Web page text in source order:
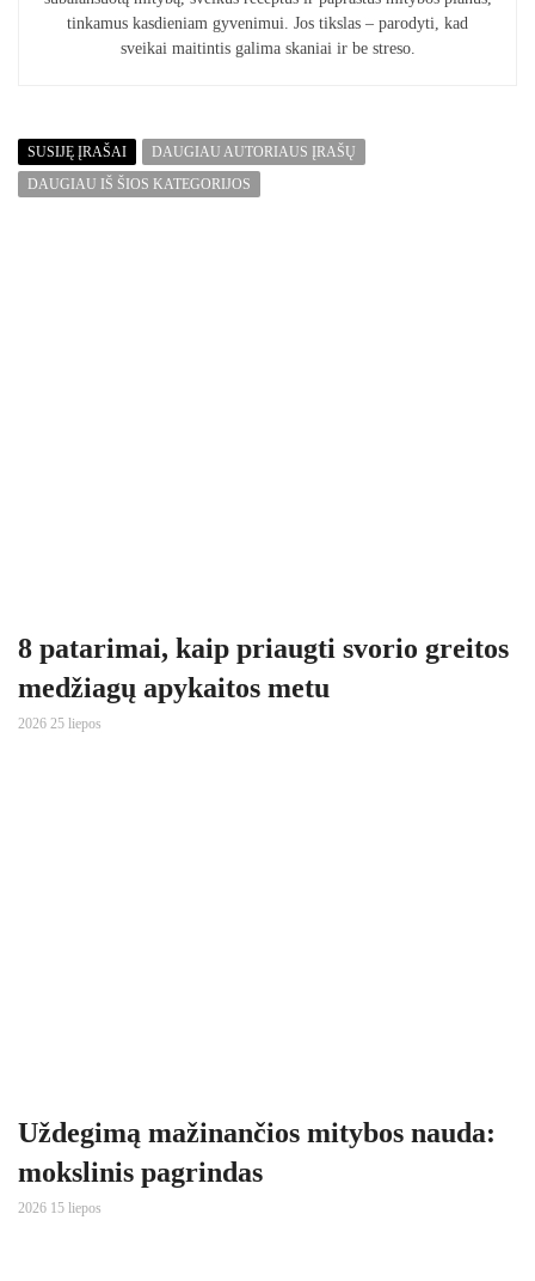
tinkamus kasdieniam gyvenimui. Jos tikslas – parodyti, kad
sveikai maitintis galima skaniai ir be streso.
SUSIJĘ ĮRAŠAI
DAUGIAU AUTORIAUS ĮRAŠŲ
DAUGIAU IŠ ŠIOS KATEGORIJOS
8 patarimai, kaip priaugti svorio greitos
medžiagų apykaitos metu
2026 25 liepos
Uždegimą mažinančios mitybos nauda:
mokslinis pagrindas
2026 15 liepos